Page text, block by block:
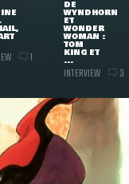
1
DE
WYNDHORN
ET
WONDER
WOMAN :
TOM
KING ET
...
INTERVIEW 3